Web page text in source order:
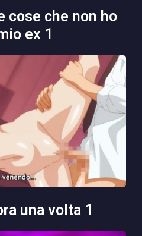
ex 1
una volta 1